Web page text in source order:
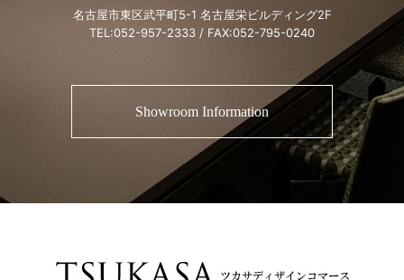
名古屋市東区武平町5-1 名古屋栄ビルディング2F
TEL:052-957-2333 / FAX:052-795-0240
Showroom Information